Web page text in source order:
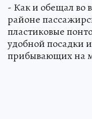
- Как и обещал во
районе
пластиковые
удобной посадки
прибывающих на